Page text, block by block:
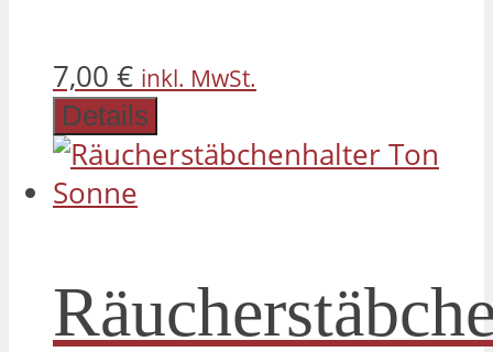
7,00 € inkl. MwSt.
Details